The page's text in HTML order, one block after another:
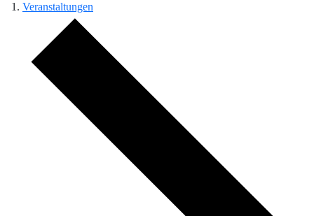
Veranstaltungen